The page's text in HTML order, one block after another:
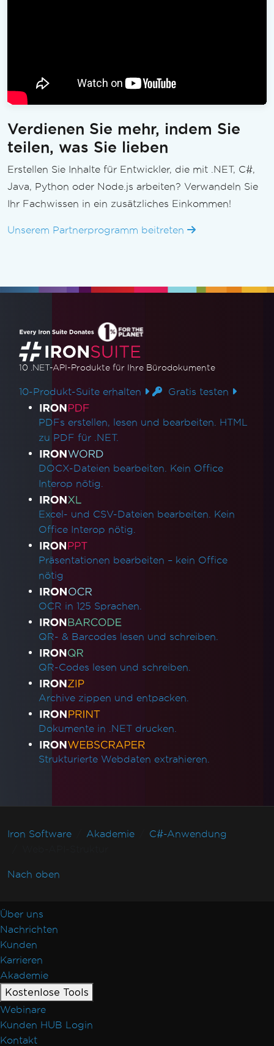
Verdienen Sie mehr, indem Sie
teilen, was Sie lieben
Erstellen Sie Inhalte für Entwickler, die mit .NET, C#,
Java, Python oder Node.js arbeiten? Verwandeln Sie
Ihr Fachwissen in ein zusätzliches Einkommen!
Unserem Partnerprogramm beitreten
10 .NET-API-Produkte für Ihre Bürodokumente
10-Produkt-Suite erhalten Gratis testen
Produktlinks
PDFs erstellen, lesen und bearbeiten. HTML
zu PDF für .NET.
DOCX-Dateien bearbeiten. Kein Office
Interop nötig.
Excel- und CSV-Dateien bearbeiten. Kein
Office Interop nötig.
Präsentationen bearbeiten – kein Office
nötig
OCR in 125 Sprachen.
QR- & Barcodes lesen und schreiben.
QR-Codes lesen und schreiben.
Archive zippen und entpacken.
Dokumente in .NET drucken.
Strukturierte Webdaten extrahieren.
Iron Software Akademie
C#-Anwendung
Nach oben
Über uns
Nachrichten
Kunden
Karrieren
Akademie
Kostenlose Tools
Webinare
Kunden HUB Login
Kontakt